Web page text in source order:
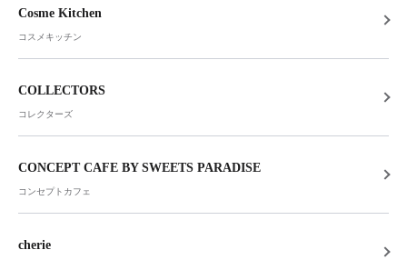
Cosme Kitchen
コスメキッチン
COLLECTORS
コレクターズ
CONCEPT CAFE BY SWEETS PARADISE
コンセプトカフェ
cherie